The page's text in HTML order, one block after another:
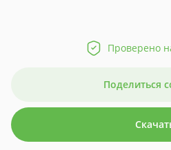
Проверено
Поделиться